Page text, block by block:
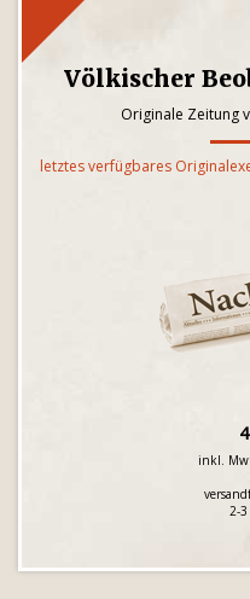
Völkischer
Originale Zeitung
letztes verfügbares
inkl.
2-3